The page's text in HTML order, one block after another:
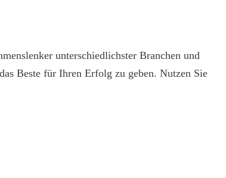
unterschiedlichster Branchen und
Beste für Ihren Erfolg zu geben. Nutzen Sie